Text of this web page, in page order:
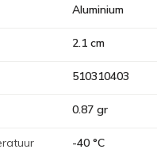
Aluminium
2.1 cm
510310403
0.87 gr
-40 °C